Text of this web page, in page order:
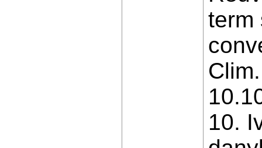
term
10.